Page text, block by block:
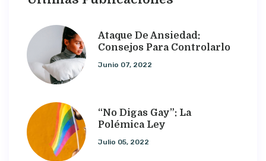
Ataque De Ansiedad:
Consejos Para Controlarlo
Junio 07, 2022
“No Digas Gay”: La
Polémica Ley
Julio 05, 2022